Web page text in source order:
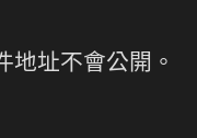
地址不會公開。